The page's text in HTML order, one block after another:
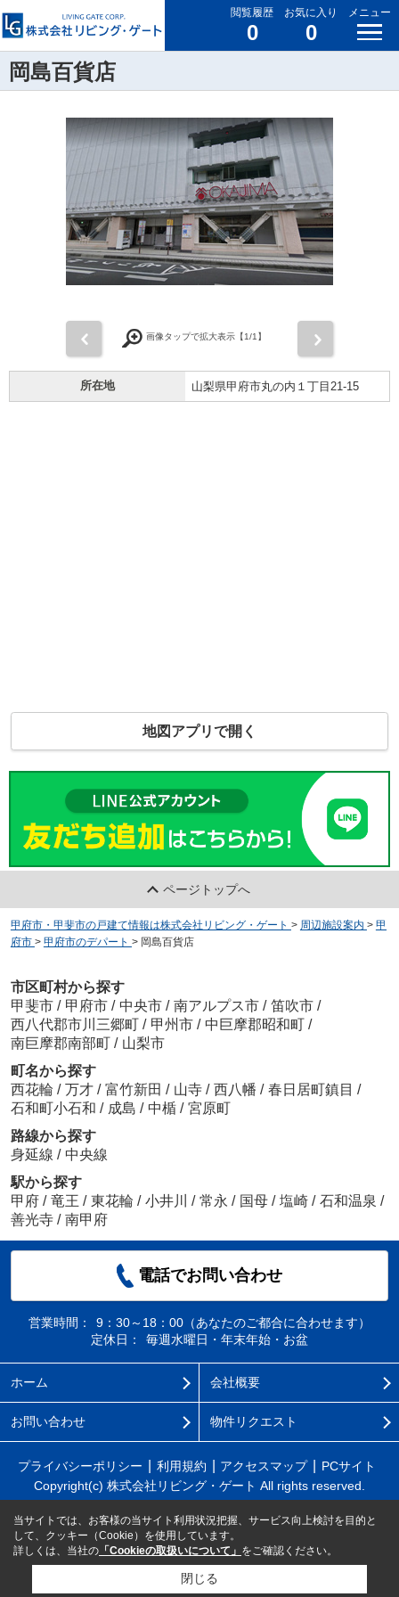
閲覧履歴
0
お気に入り
0
メニュー
岡島百貨店
画像タップで拡大表示【1/1】
所在地 山梨県甲府市丸の内１丁目21-15
地図アプリで開く
ページトップへ
甲府市・甲斐市の戸建て情報は株式会社リビング・ゲート > 周辺施設案内 > 甲
府市 > 甲府市のデパート > 岡島百貨店
市区町村から探す
甲斐市 / 甲府市 / 中央市 / 南アルプス市 / 笛吹市 /
西八代郡市川三郷町 / 甲州市 / 中巨摩郡昭和町 /
南巨摩郡南部町 / 山梨市
町名から探す
西花輪 / 万才 / 富竹新田 / 山寺 / 西八幡 / 春日居町鎮目 /
石和町小石和 / 成島 / 中楯 / 宮原町
路線から探す
身延線 / 中央線
駅から探す
甲府 / 竜王 / 東花輪 / 小井川 / 常永 / 国母 / 塩崎 / 石和温泉 /
善光寺 / 南甲府
電話でお問い合わせ
営業時間：
9：30～18：00（あなたのご都合に合わせます）
定休日：
毎週水曜日・年末年始・お盆
ホーム 会社概要
お問い合わせ 物件リクエスト
プライバシーポリシー 利用規約 アクセスマップ
PCサイト
Copyright(c) 株式会社リビング・ゲート All rights reserved.
当サイトでは、お客様の当サイト利用状況把握、サービス向上検討を目的と
して、クッキー（Cookie）を使用しています。
詳しくは、当社の 「Cookieの取扱いについて」 をご確認ください。
閉じる